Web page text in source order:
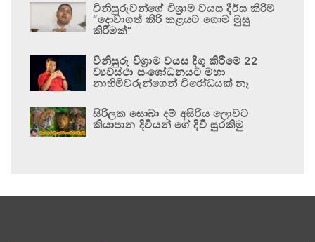
විනිසුරුවන්ගේ විශ්‍රාම වයස දීර්ඝ කිරීම
“දොවාගත් කිරි කළයට ගොම මුසු
කිරීමක්”
විනිසුරු විශ්‍රාම වයස දිගු කිරීමේ 22
ව්‍යවස්ථා සංශෝධනයට මහා
නාහිමිවරුන්ගෙන් විරෝධයක් නෑ
සිරිලක සොබා දම් අසිරිය ලොවට
කියාපාන දිවියන් ගේ දිවි සුරකිමු